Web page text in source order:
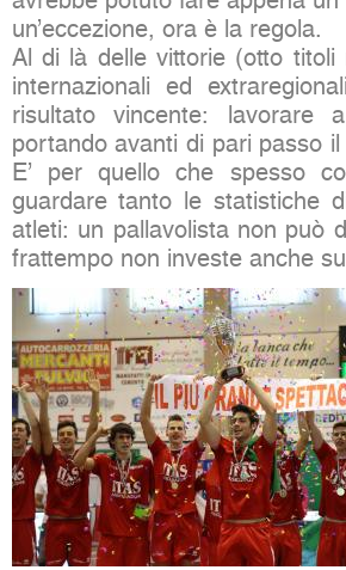
un’eccezione, ora è la regola.
Al di là delle vittorie (otto
internazionali ed
risultato vincente: lavorare
portando avanti di pari passo
E’ per quello che spesso
guardare tanto le statistiche
atleti: un pallavolista non può
frattempo non investe anche